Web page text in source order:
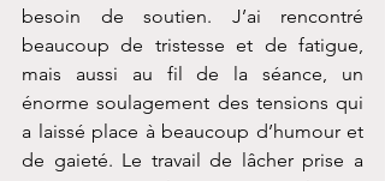
besoin de soutien. J’ai rencontré
beaucoup de tristesse et de fatigue,
mais aussi au fil de la séance, un
énorme soulagement des tensions qui
a laissé place à beaucoup d’humour et
de gaieté. Le travail de lâcher prise a